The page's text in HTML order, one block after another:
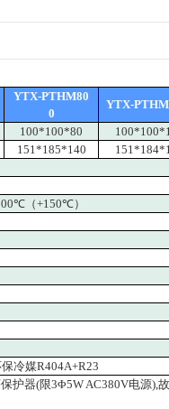
YTX-PTHM80
0
YTX-
100*100*80
151*185*140
（+150℃）
冷媒R404A+R23
护器(限3Φ5W AC380V电源),